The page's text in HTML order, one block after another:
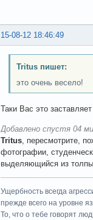
15-08-12 18:46:49
Tritus пишет:
это очень весело!
Таки Вас это заставляет
Добавлено спустя 04
Tritus, пересмотрите,
фотографии,
выделяющийся из
Ущербность всегда
прежде всего на уровне
То, что о тебе говорят